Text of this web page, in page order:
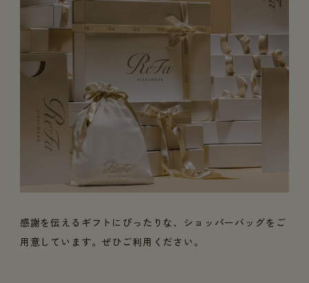
感謝を伝えるギフトにぴったりな、ショッパーバッグをご
用意しています。ぜひご利用ください。